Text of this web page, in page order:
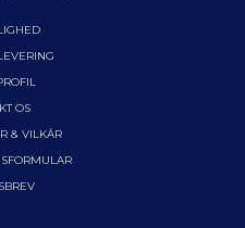
OS
& VILKÅR